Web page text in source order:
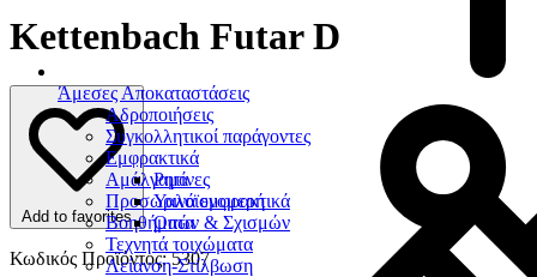
Άμεσες Αποκαταστάσεις
Αδροποιήσεις
Συγκολλητικοί παράγοντες
Εμφρακτικά
Ρητίνες
Υαλοϊονομερή
Οπών & Σχισμών
Αμάλγαμα
Προσωρινά εμφρακτικά
Βοηθήματα
Τεχνητά τοιχώματα
Λείανση-Στίλβωση
Kettenbach Futar D
Add to favorites
Κωδικός Προϊόντος: 5307